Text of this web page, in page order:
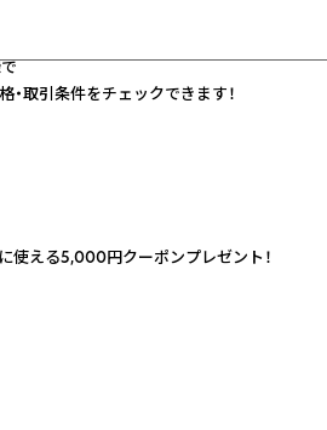
・取引条件をチェックできます！
使える5,000円クーポンプレゼント！